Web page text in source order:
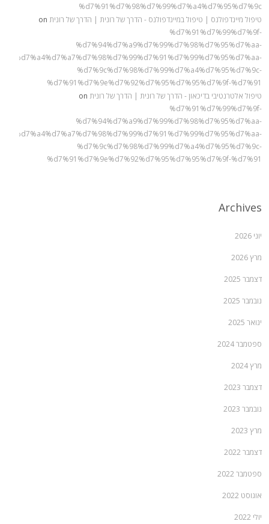
%d7%91%d7%98%d7%99%d7%a4%d7%95%d7%9c
טיפול מיינדפולנס | טיפול במיינדפולנס - הדרך של רונית | הדרך של רונית on
%d7%91%d7%99%d7%9f-
%d7%94%d7%a9%d7%99%d7%98%d7%95%d7%aa-
%d7%9c%d7%98%d7%99%d7%a4%d7%95%d7%9c-
%d7%91%d7%9e%d7%92%d7%95%d7%95%d7%9f-%d7%91
טיפול אלטרנטיבי בדיכאון - הדרך של רונית | הדרך של רונית on
%d7%91%d7%99%d7%9f-
%d7%94%d7%a9%d7%99%d7%98%d7%95%d7%aa-
%d7%9c%d7%98%d7%99%d7%a4%d7%95%d7%9c-
%d7%91%d7%9e%d7%92%d7%95%d7%95%d7%9f-%d7%91
Archives
יוני 2026
מרץ 2026
דצמבר 2025
נובמבר 2025
ינואר 2025
ספטמבר 2024
מרץ 2024
דצמבר 2023
נובמבר 2023
מרץ 2023
דצמבר 2022
ספטמבר 2022
אוגוסט 2022
יולי 2022